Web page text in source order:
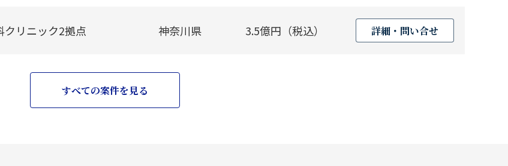
クリニック2拠点 神奈川県 3.5億円（税込） 詳細・問い合せ
すべての案件を見る